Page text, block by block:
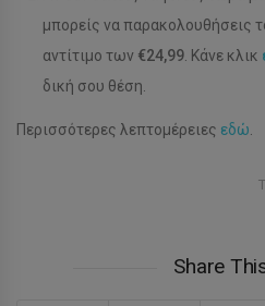
μπορείς να παρακολουθήσεις
αντίτιμο των €24,99 . Κάνε κλικ
δική σου θέση.
Περισσότερες λεπτομέρειες εδώ
Share